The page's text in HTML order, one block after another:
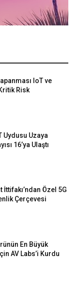
IoT ve
Risk
Uydusu Uzaya
16’ya Ulaştı
Özel 5G
Çerçevesi
En Büyük
AV Labs’i Kurdu